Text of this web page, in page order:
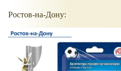
Ростов-на-Дону: